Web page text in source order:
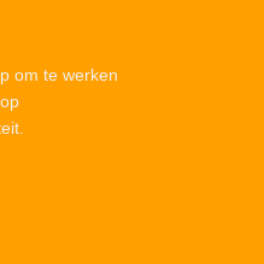
om te werken